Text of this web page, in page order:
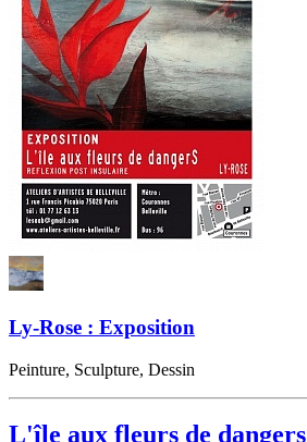
Ly-Rose : Exposition
Peinture, Sculpture, Dessin
L'île aux fleurs de dangers